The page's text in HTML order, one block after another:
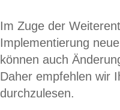
Im Zuge der
Implementierung
können auch
Daher empfehlen wir
durchzulesen.